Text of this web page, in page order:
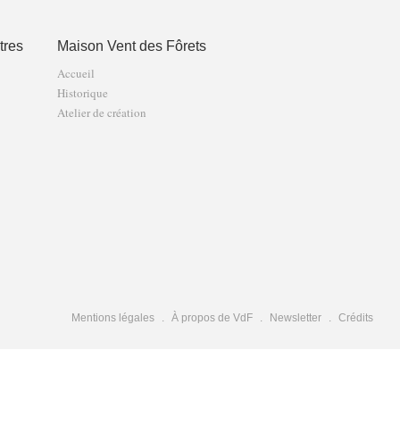
Maison Vent des Fôrets
Accueil
Historique
Atelier de création
Mentions légales À propos de VdF Newsletter Crédits